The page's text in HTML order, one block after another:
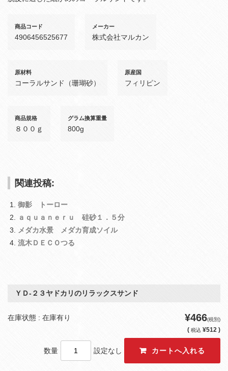
商品コード
4906456525677
メーカー
株式会社マルカン
原材料
コーラルサンド（珊瑚砂）
原産国
フィリピン
商品規格
８００ｇ
グラム換算重量
800g
関連投稿:
御影 トーロー
ａｑｕａｎｅｒｕ 硅砂１．５分
メダカ水景 メダカ育成ソイル
流木ＤＥＣＯつる
ＹＤ‐２３ヤドカリのリラックスサンド
在庫状態 : 在庫有り ¥466(税別)
( 税込 ¥512 )
数量 設定なし